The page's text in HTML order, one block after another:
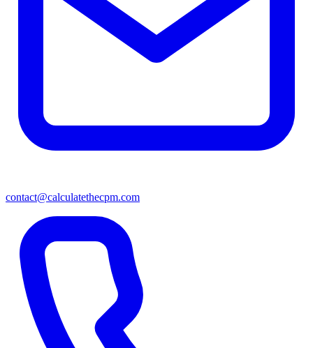
contact@calculatethecpm.com